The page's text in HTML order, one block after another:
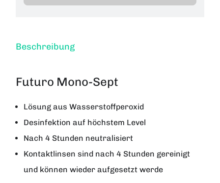
Beschreibung
Futuro Mono-Sept
Lösung aus Wasserstoffperoxid
Desinfektion auf höchstem Level
Nach 4 Stunden neutralisiert
Kontaktlinsen sind nach 4 Stunden gereinigt
und können wieder aufgesetzt werde